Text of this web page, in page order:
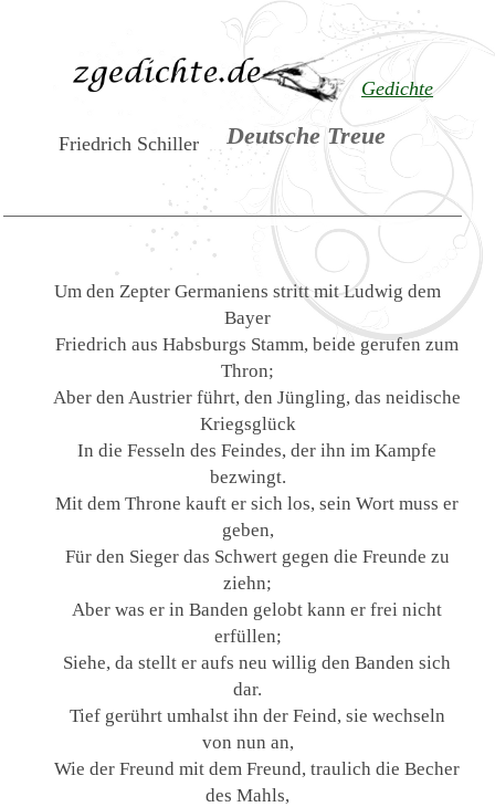
Gedichte
Deutsche Treue
Friedrich Schiller
Um den Zepter Germaniens stritt mit Ludwig dem
Bayer
Friedrich aus Habsburgs Stamm, beide gerufen zum
Thron;
Aber den Austrier führt, den Jüngling, das neidische
Kriegsglück
In die Fesseln des Feindes, der ihn im Kampfe
bezwingt.
Mit dem Throne kauft er sich los, sein Wort muss er
geben,
Für den Sieger das Schwert gegen die Freunde zu
ziehn;
Aber was er in Banden gelobt kann er frei nicht
erfüllen;
Siehe, da stellt er aufs neu willig den Banden sich
dar.
Tief gerührt umhalst ihn der Feind, sie wechseln
von nun an,
Wie der Freund mit dem Freund, traulich die Becher
des Mahls,